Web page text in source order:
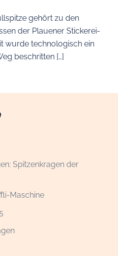
gehört zu den
der Plauener Stickerei-
wurde technologisch ein
beschritten […]
Spitzenkragen der
Maschine